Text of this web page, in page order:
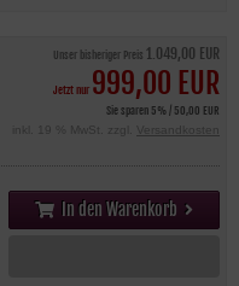
Unser bisheriger Preis 1.049,00 EUR
Jetzt nur 999,00 EUR
Sie sparen 5% / 50,00 EUR
inkl. 19 % MwSt. zzgl.
Versandkosten
In den Warenkorb